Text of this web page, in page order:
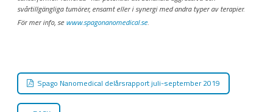
svårtillgängliga tumörer, ensamt eller i synergi med andra typer av terapier.
För mer info, sewww.spagonanomedical.se.
Spago Nanomedical delårsrapport juli-september 2019